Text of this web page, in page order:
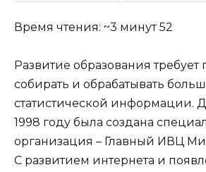
Время чтения: ~3 минут 52
Развитие образования требует
собирать и обрабатывать
статистической информации.
1998 году была создана
организация – Главный ИВЦ
С развитием интернета и